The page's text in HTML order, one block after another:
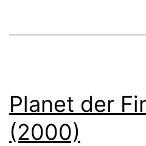
Planet der
(2000)